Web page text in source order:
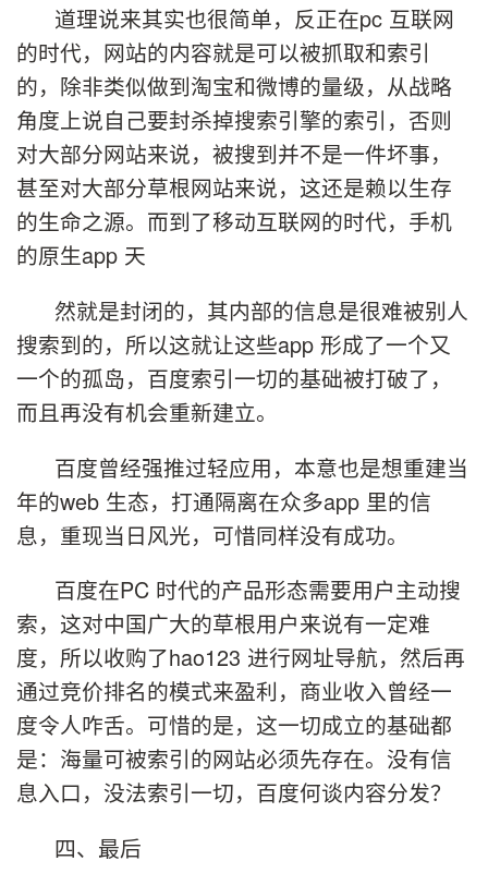
道理说来其实也很简单，反正在pc 互联网
的时代，网站的内容就是可以被抓取和索引
的，除非类似做到淘宝和微博的量级，从战略
角度上说自己要封杀掉搜索引擎的索引，否则
对大部分网站来说，被搜到并不是一件坏事，
甚至对大部分草根网站来说，这还是赖以生存
的生命之源。而到了移动互联网的时代，手机
的原生app 天
然就是封闭的，其内部的信息是很难被别人
搜索到的，所以这就让这些app 形成了一个又
一个的孤岛，百度索引一切的基础被打破了，
而且再没有机会重新建立。
百度曾经强推过轻应用，本意也是想重建当
年的web 生态，打通隔离在众多app 里的信
息，重现当日风光，可惜同样没有成功。
百度在PC 时代的产品形态需要用户主动搜
索，这对中国广大的草根用户来说有一定难
度，所以收购了hao123 进行网址导航，然后再
通过竞价排名的模式来盈利，商业收入曾经一
度令人咋舌。可惜的是，这一切成立的基础都
是：海量可被索引的网站必须先存在。没有信
息入口，没法索引一切，百度何谈内容分发？
四、最后